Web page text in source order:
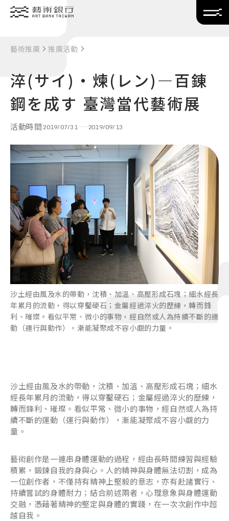
藝術推廣 推廣活動
淬(サイ)·煉(レン)―百錬
鋼を成す 臺灣當代藝術展
活動時間2019/07/31 2019/09/13
沙土經由風及水的帶動，沈積、加溫、高壓形成石塊；細水經長
年累月的流動，得以穿鑿硬石；金屬經過淬火的歷練，轉而鋒
利、璀璨。看似平常、微小的事物，經自然或人為持續不斷的運
動（運行與動作），漸能凝聚成不容小覷的力量。
沙土經由風及水的帶動，沈積、加溫、高壓形成石塊；細水
經長年累月的流動，得以穿鑿硬石；金屬經過淬火的歷練，
轉而鋒利、璀璨。看似平常、微小的事物，經自然或人為持
續不斷的運動（運行與動作），漸能凝聚成不容小覷的力
量。
藝術創作是一連串身體運動的過程，經由長時間練習與經驗
積累，鍛鍊自我的身與心。人的精神與身體無法切割，成為
一位創作者，不僅持有精神上堅毅的意志，亦有赴諸實行、
持續嘗試的身體耐力；結合前述兩者，心理意象與身體運動
交融，憑藉著精神的堅定與身體的實踐，在一次次創作中超
越自我。
Translate